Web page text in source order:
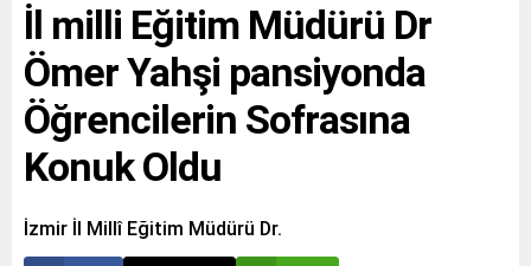
İl milli Eğitim Müdürü Dr
Ömer Yahşi pansiyonda
Öğrencilerin Sofrasına
Konuk Oldu
İzmir İl Millî Eğitim Müdürü Dr.